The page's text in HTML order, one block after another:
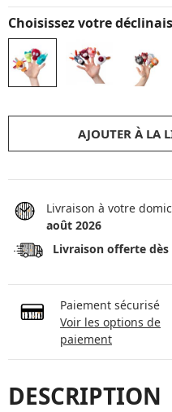
Choisissez votre
AJOUTER À LA
Livraison à votre
août 2026
Livraison offerte dès
Paiement sécurisé
Voir les options de
paiement
DESCRIPTION